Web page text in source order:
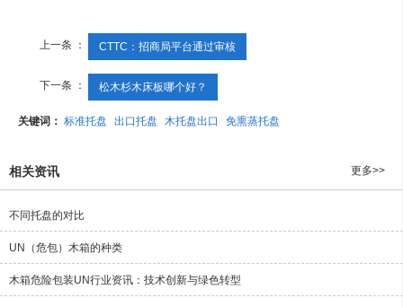
上一条 ： CTTC：招商局平台通过审核
下一条 ： 松木杉木床板哪个好？
关键词： 标准托盘 出口托盘 木托盘出口 免熏蒸托盘
相关资讯 更多>>
不同托盘的对比
UN（危包）木箱的种类
木箱危险包装UN行业资讯：技术创新与绿色转型